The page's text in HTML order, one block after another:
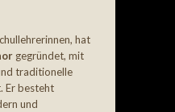
hat
gegründet, mit
traditionelle
Er besteht
und